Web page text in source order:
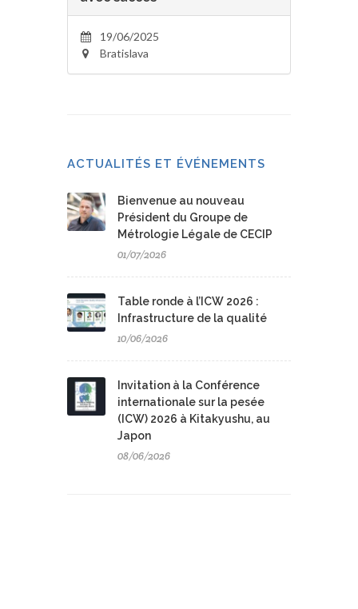
19/06/2025
Bratislava
ACTUALITÉS ET ÉVÉNEMENTS
Bienvenue au nouveau
Président du Groupe de
Métrologie Légale de CECIP
01/07/2026
Table ronde à l’ICW 2026 :
Infrastructure de la qualité
10/06/2026
Invitation à la Conférence
internationale sur la pesée
(ICW) 2026 à Kitakyushu, au
Japon
08/06/2026